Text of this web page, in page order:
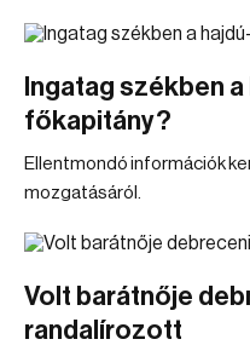
Ingatag székben
főkapitány?
Ellentmondó információk
mozgatásáról.
Volt barátnője
randalírozott